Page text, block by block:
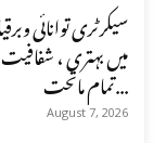
سیکرٹری توانائی
میں بہتری ،
تمام ماتحت...
August 7, 2026